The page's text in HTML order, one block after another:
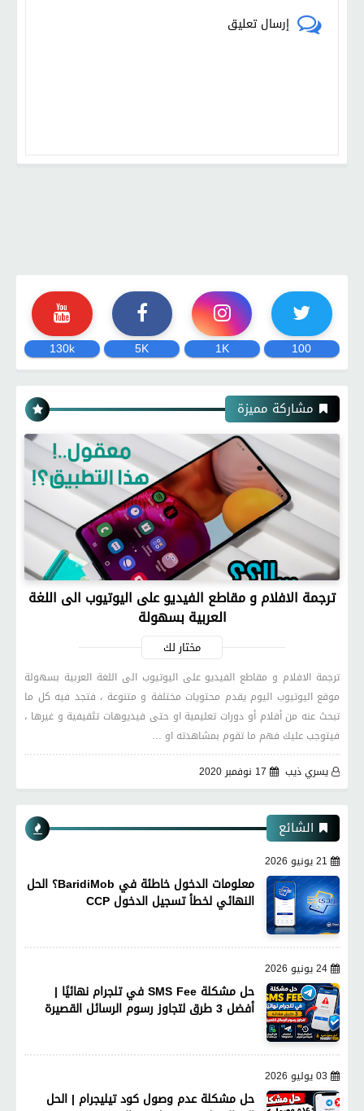
إرسال تعليق
100
1K
5K
130k
مشاركة مميزة
ترجمة الافلام و مقاطع الفيديو على اليوتيوب الى اللغة
العربية بسهولة
مختار لك
ترجمة الافلام و مقاطع الفيديو على اليوتيوب الى اللغة العربية بسهولة
موقع اليوتيوب اليوم يقدم محتويات مختلفة و متنوعة ، فتجد فيه كل ما
تبحث عنه من أفلام أو دورات تعليمية او حتى فيديوهات تثقيفية و غيرها ،
فيتوجب عليك فهم ما تقوم بمشاهدته او …
يسري ذيب
17 نوفمبر 2020
الشائع
21 يونيو 2026
معلومات الدخول خاطئة في BaridiMob؟ الحل
النهائي لخطأ تسجيل الدخول CCP
24 يونيو 2026
حل مشكلة SMS Fee في تلجرام نهائيًا |
أفضل 3 طرق لتجاوز رسوم الرسائل القصيرة
03 يوليو 2026
حل مشكلة عدم وصول كود تيليجرام | الحل